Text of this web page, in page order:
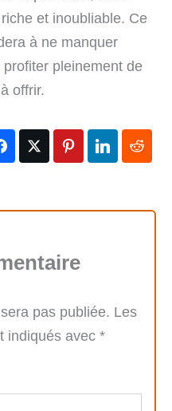
et inoubliable. Ce
à ne manquer
pleinement de
offrir.
pas publiée. Les
indiqués avec *